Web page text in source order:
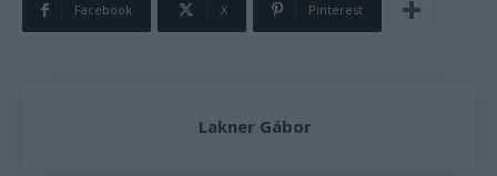
Facebook X Pinterest
Lakner Gábor